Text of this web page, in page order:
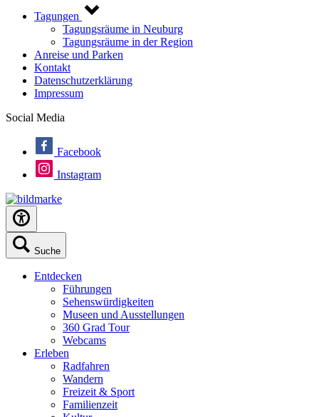
Tagungen
Tagungsräume in Neuburg
Tagungsräume in der Region
Anreise und Parken
Kontakt
Datenschutzerklärung
Impressum
Social Media
Facebook
Instagram
Suche
Entdecken
Führungen
Sehenswürdigkeiten
Museen und Ausstellungen
360 Grad Tour
Webcams
Erleben
Radfahren
Wandern
Freizeit & Sport
Familienzeit